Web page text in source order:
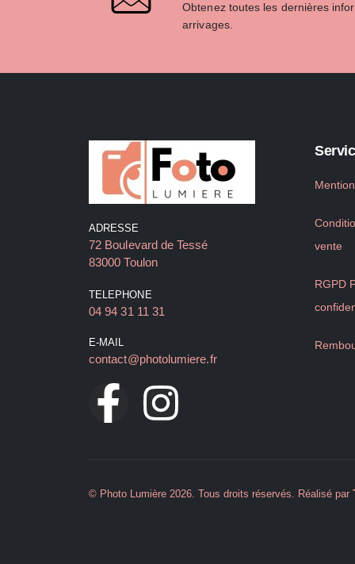
Obtenez toutes les dernières
arrivages.
ADRESSE
72 Boulevard de Tessé
83000 Toulon
TELEPHONE
04 94 31 11 31
E-MAIL
contact@photolumiere.fr
vente
RGPD
© Photo Lumière 2026. Tous droits réservés. Réalisé par